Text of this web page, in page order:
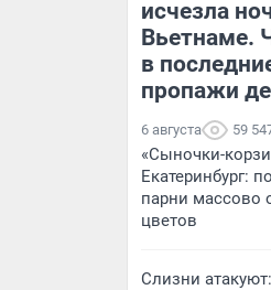
Денис
исчезла
Вьетнаме.
в
пропажи
6 августа 59
«Сыночки-
Екатеринбург:
парни массово
цветов
Слизни